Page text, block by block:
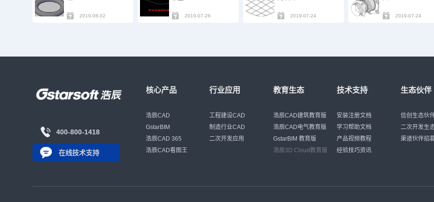
2019-08-02 2019-07-26 2019-07-24 2019-07-24
400-800-1418
在线技术支持
核心产品
浩辰CAD
GstarBIM
浩辰CAD 365
浩辰CAD看图王
行业应用
工程建设CAD
制造行业CAD
二次开发应用
教育生态
浩辰CAD建筑教育版
浩辰CAD电气教育版
GstarBIM 教育版
浩辰3D Cloud教育版
技术支持
安装注册文档
学习帮助文档
产品视频教程
经验技巧资讯
生态伙伴
信创生态伙
二次开发生
渠道伙伴招